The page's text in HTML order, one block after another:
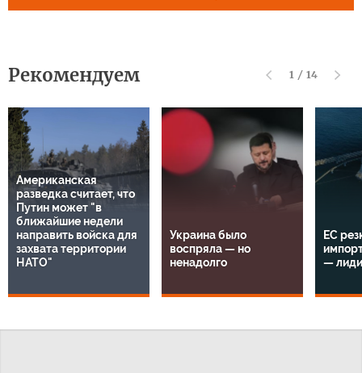
Рекомендуем 1 / 14
Американская
разведка считает, что
Путин может "в
ближайшие недели
направить войска для
захвата территории
НАТО"
Украина было
воспряла — но
ненадолго
ЕС
—